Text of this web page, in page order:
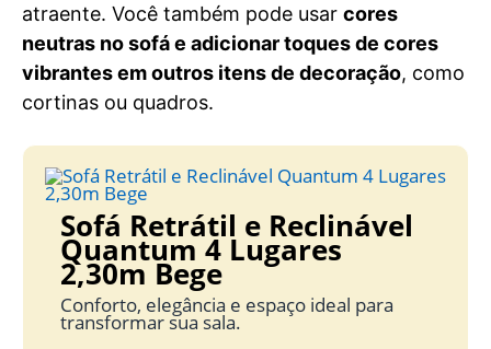
atraente. Você também pode usar cores
neutras no sofá e adicionar toques de cores
vibrantes em outros itens de decoração, como
cortinas ou quadros.
Sofá Retrátil e Reclinável
Quantum 4 Lugares
2,30m Bege
Conforto, elegância e espaço ideal para
transformar sua sala.